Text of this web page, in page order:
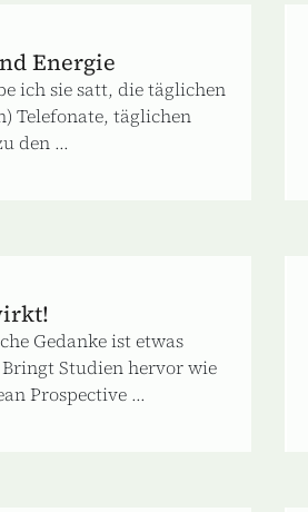
Energie
ich sie satt, die täglichen
Telefonate, täglichen
den ...
Gedanke ist etwas
Studien hervor wie
Prospective ...